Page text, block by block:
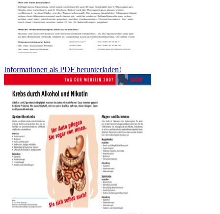
Informationen als PDF herunterladen!